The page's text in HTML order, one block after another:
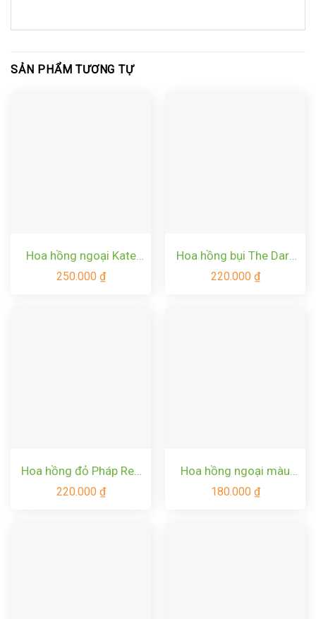
SẢN PHẨM TƯƠNG TỰ
Hoa hồng ngoại Kate
rose – Hoa hồng cắt
cành David Austin thơm
250.000 ₫
Hoa hồng bụi The Dark
Lady Rose
220.000 ₫
Hoa hồng đỏ Pháp Red
Leonardo Da Vinci rose
220.000 ₫
Hoa hồng ngoại màu
xanh cốm Lovely Green
180.000 ₫